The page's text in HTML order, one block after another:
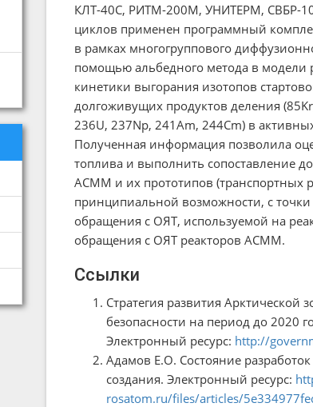
КЛТ-40С, РИТМ-200М, УНИТЕРМ, СВБР-
циклов применен программный
в рамках многогруппового
помощью альбедного метода в модели
кинетики выгорания изотопов
долгоживущих продуктов деления
236U, 237Np, 241Am, 244Cm) в
Полученная информация позволила
топлива и выполнить сопоставление
АСММ и их прототипов (транспортных
принципиальной возможности, с
обращения с ОЯТ, используемой на
обращения с ОЯТ реакторов АСММ.
Ссылки
Стратегия развития
безопасности на период до 2020
Электронный ресурс: http://
Адамов Е.О. Состояние
создания. Электронный ресурс:
rosatom.ru/files/articles/